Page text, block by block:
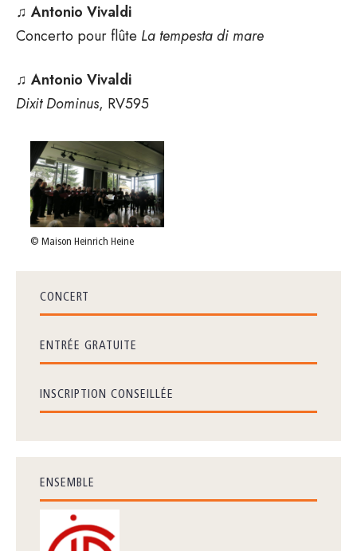
♫ Antonio Vivaldi
Concerto pour flûte La tempesta di mare
♫ Antonio Vivaldi
Dixit Dominus, RV595
© Maison Heinrich Heine
CONCERT
ENTRÉE GRATUITE
INSCRIPTION CONSEILLÉE
ENSEMBLE